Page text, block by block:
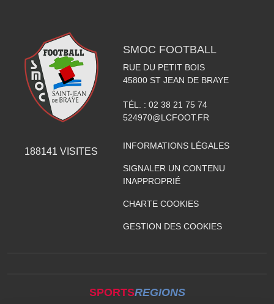
188141 VISITES
SMOC FOOTBALL
RUE DU PETIT BOIS
45800 ST JEAN DE BRAYE
TÉL. : 02 38 21 75 74
524970@LCFOOT.FR
INFORMATIONS LÉGALES
SIGNALER UN CONTENU
INAPPROPRIÉ
CHARTE COOKIES
GESTION DES COOKIES
SPORTSREGIONS